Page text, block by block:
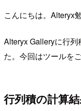
こんにちは。Alteryx
Alteryx Galleryに行
た。今回はツールを
行列積の計算